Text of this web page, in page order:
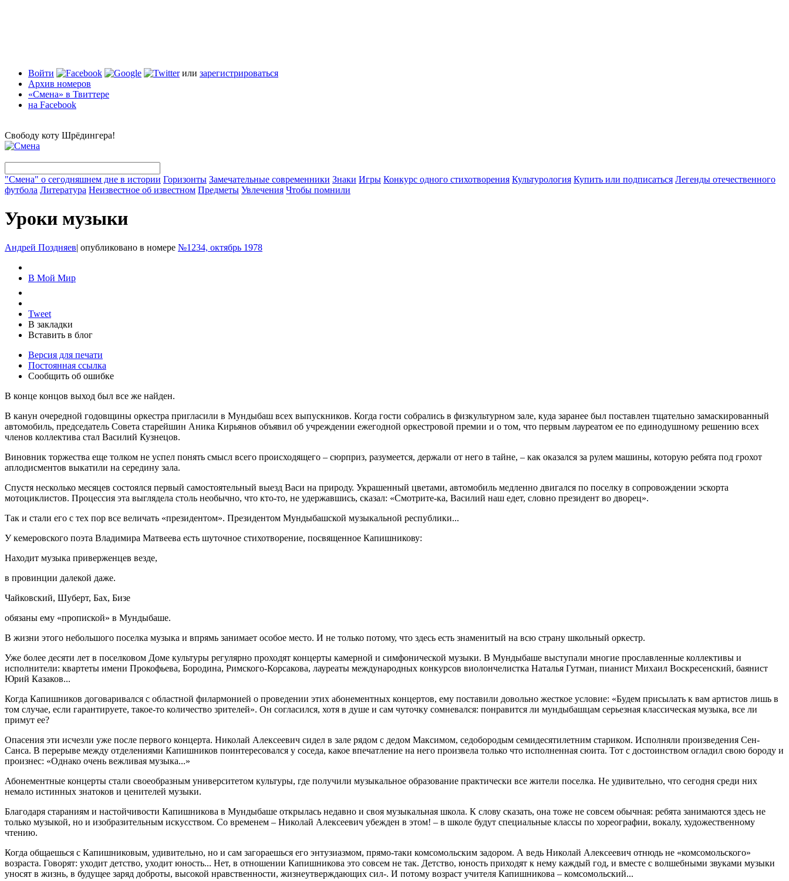
Войти или зарегистрироваться
Архив номеров
«Смена» в Твиттере
на Facebook
Свободу коту Шрёдингера!
"Смена" о сегодняшнем дне в истории Горизонты Замечательные современники Знаки Игры Конкурс одного стихотворения Культурология Купить или подписаться Легенды отечественного
футбола Литература Неизвестное об известном Предметы Увлечения Чтобы помнили
Уроки музыки
Андрей Поздняев| опубликовано в номере №1234, октябрь 1978
В Мой Мир
Tweet
В закладки
Вставить в блог
Версия для печати
Постоянная ссылка
Сообщить об ошибке
В конце концов выход был все же найден.
В канун очередной годовщины оркестра пригласили в Мундыбаш всех выпускников. Когда гости собрались в физкультурном зале, куда заранее был поставлен тщательно замаскированный
автомобиль, председатель Совета старейшин Аника Кирьянов объявил об учреждении ежегодной оркестровой премии и о том, что первым лауреатом ее по единодушному решению всех
членов коллектива стал Василий Кузнецов.
Виновник торжества еще толком не успел понять смысл всего происходящего – сюрприз, разумеется, держали от него в тайне, – как оказался за рулем машины, которую ребята под грохот
аплодисментов выкатили на середину зала.
Спустя несколько месяцев состоялся первый самостоятельный выезд Васи на природу. Украшенный цветами, автомобиль медленно двигался по поселку в сопровождении эскорта
мотоциклистов. Процессия эта выглядела столь необычно, что кто-то, не удержавшись, сказал: «Смотрите-ка, Василий наш едет, словно президент во дворец».
Так и стали его с тех пор все величать «президентом». Президентом Мундыбашской музыкальной республики...
У кемеровского поэта Владимира Матвеева есть шуточное стихотворение, посвященное Капишникову:
Находит музыка приверженцев везде,
в провинции далекой даже.
Чайковский, Шуберт, Бах, Бизе
обязаны ему «пропиской» в Мундыбаше.
В жизни этого небольшого поселка музыка и впрямь занимает особое место. И не только потому, что здесь есть знаменитый на всю страну школьный оркестр.
Уже более десяти лет в поселковом Доме культуры регулярно проходят концерты камерной и симфонической музыки. В Мундыбаше выступали многие прославленные коллективы и
исполнители: квартеты имени Прокофьева, Бородина, Римского-Корсакова, лауреаты международных конкурсов виолончелистка Наталья Гутман, пианист Михаил Воскресенский, баянист
Юрий Казаков...
Когда Капишников договаривался с областной филармонией о проведении этих абонементных концертов, ему поставили довольно жесткое условие: «Будем присылать к вам артистов лишь в
том случае, если гарантируете, такое-то количество зрителей». Он согласился, хотя в душе и сам чуточку сомневался: понравится ли мундыбашцам серьезная классическая музыка, все ли
примут ее?
Опасения эти исчезли уже после первого концерта. Николай Алексеевич сидел в зале рядом с дедом Максимом, седобородым семидесятилетним стариком. Исполняли произведения Сен-
Санса. В перерыве между отделениями Капишников поинтересовался у соседа, какое впечатление на него произвела только что исполненная сюита. Тот с достоинством огладил свою бороду и
произнес: «Однако очень вежливая музыка...»
Абонементные концерты стали своеобразным университетом культуры, где получили музыкальное образование практически все жители поселка. Не удивительно, что сегодня среди них
немало истинных знатоков и ценителей музыки.
Благодаря стараниям и настойчивости Капишникова в Мундыбаше открылась недавно и своя музыкальная школа. К слову сказать, она тоже не совсем обычная: ребята занимаются здесь не
только музыкой, но и изобразительным искусством. Со временем – Николай Алексеевич убежден в этом! – в школе будут специальные классы по хореографии, вокалу, художественному
чтению.
Когда общаешься с Капишниковым, удивительно, но и сам загораешься его энтузиазмом, прямо-таки комсомольским задором. А ведь Николай Алексеевич отнюдь не «комсомольского»
возраста. Говорят: уходит детство, уходит юность... Нет, в отношении Капишникова это совсем не так. Детство, юность приходят к нему каждый год, и вместе с волшебными звуками музыки
уносят в жизнь, в будущее заряд доброты, высокой нравственности, жизнеутверждающих сил-. И потому возраст учителя Капишникова – комсомольский...